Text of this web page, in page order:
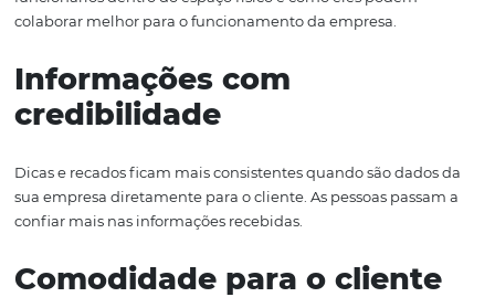
relacionamento
personalizado
registrados no sistema, é mais fácil personalizar o
enviar informações relevantes ao seu cliente.
Gestão administrativa